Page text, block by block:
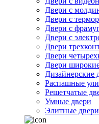
Двери с
Двери с
Двери с
Двери с
Двери
Двери
Двери
Дизайнерские
Распашные
Решетчатые
Умные двери
Элитные двери